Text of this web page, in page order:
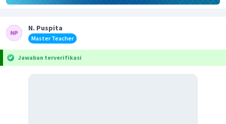
N. Puspita
Master Teacher
Jawaban terverifikasi